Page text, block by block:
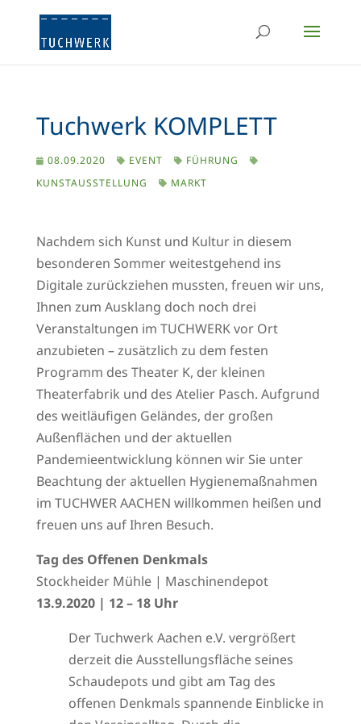
Tuchwerk KOMPLETT
08.09.2020 EVENT
FÜHRUNG
KUNSTAUSSTELLUNG
MARKT
Nachdem sich Kunst und Kultur in diesem
besonderen Sommer weitestgehend ins
Digitale zurückziehen mussten, freuen wir uns,
Ihnen zum Ausklang doch noch drei
Veranstaltungen im TUCHWERK vor Ort
anzubieten – zusätzlich zu dem festen
Programm des Theater K, der kleinen
Theaterfabrik und des Atelier Pasch. Aufgrund
des weitläufigen Geländes, der großen
Außenflächen und der aktuellen
Pandemieentwicklung können wir Sie unter
Beachtung der aktuellen Hygienemaßnahmen
im TUCHWER AACHEN willkommen heißen und
freuen uns auf Ihren Besuch.
Tag des Offenen Denkmals
Stockheider Mühle | Maschinendepot
13.9.2020 | 12 – 18 Uhr
Der Tuchwerk Aachen e.V. vergrößert
derzeit die Ausstellungsfläche seines
Schaudepots und gibt am Tag des
offenen Denkmals spannende Einblicke in